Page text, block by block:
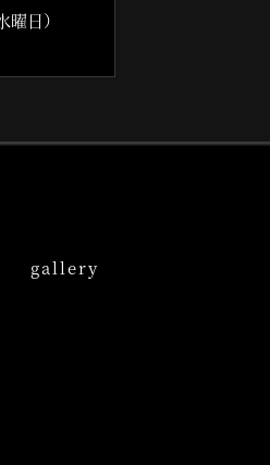
曜日）
gallery